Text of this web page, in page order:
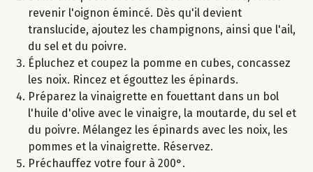
revenir l'oignon émincé. Dès qu'il devient
translucide, ajoutez les champignons, ainsi que l'ail,
du sel et du poivre.
Épluchez et coupez la pomme en cubes, concassez
les noix. Rincez et égouttez les épinards.
Préparez la vinaigrette en fouettant dans un bol
l'huile d'olive avec le vinaigre, la moutarde, du sel et
du poivre. Mélangez les épinards avec les noix, les
pommes et la vinaigrette. Réservez.
Préchauffez votre four à 200°.